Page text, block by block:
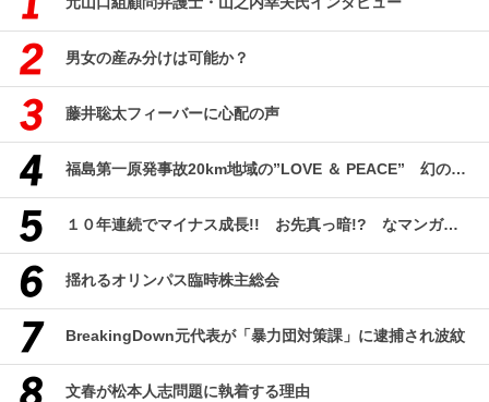
男女の産み分けは可能か？
藤井聡太フィーバーに心配の声
福島第一原発事故20km地域の”LOVE ＆ PEACE” 幻のコミューン「獏原人村」の現在
１０年連続でマイナス成長!! お先真っ暗!? なマンガ産業研究
揺れるオリンパス臨時株主総会
BreakingDown元代表が「暴力団対策課」に逮捕され波紋
文春が松本人志問題に執着する理由